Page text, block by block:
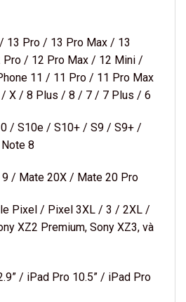
13 Pro / 13 Pro Max / 13
Pro / 12 Pro Max / 12 Mini /
11 / 11 Pro / 11 Pro Max
/ X / 8 Plus / 8 / 7 / 7 Plus / 6
/ S10e / S10+ / S9 / S9+ /
8
/ Mate 20X / Mate 20 Pro
Pixel / Pixel 3XL / 3 / 2XL /
XZ2 Premium, Sony XZ3, và
/ iPad Pro 10.5” / iPad Pro